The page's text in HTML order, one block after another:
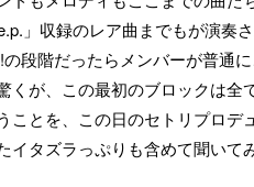
」収録のレア曲までもが演奏
段階だったらメンバーが普通
くが、この最初のブロックは
ことを、この日のセトリプロ
イタズラっぷりも含めて聞いて